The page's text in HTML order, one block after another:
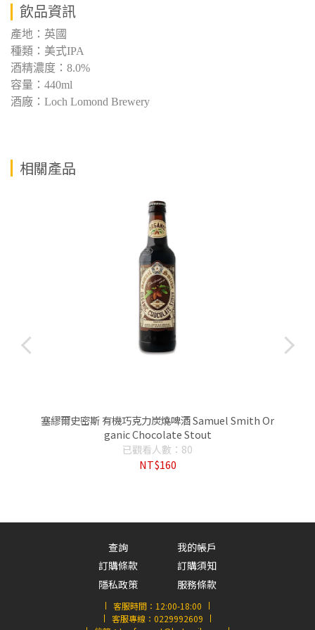
飲品資訊
產地：英國
種類：美式IPA
酒精濃度：8.0%
容量：440ml
酒廠：Loch Lomond Brewery
相關產品
塞繆爾史密斯 有機巧克力炭燒啤酒 Samuel Smith Or
ganic Chocolate Stout
已觀看人數：80
NT$160
查詢
我的帳戶
訂購條款
訂購須知
隱私政策
服務條款
客服時間： 12:00-18:00
客服專線： 0229992609